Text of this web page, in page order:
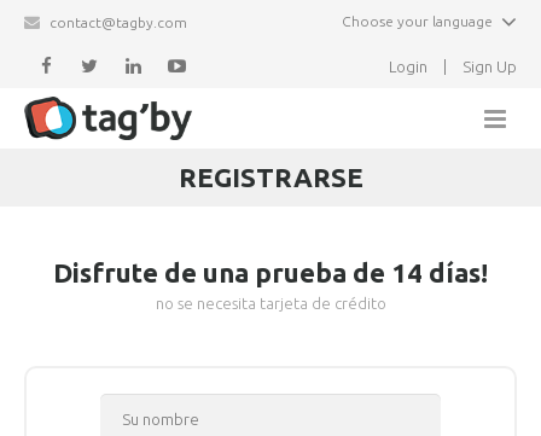
contact@tagby.com Choose your language
Login Sign Up
Socios
Expositores
REGISTRARSE
Disfrute de una prueba de 14 días!
no se necesita tarjeta de crédito